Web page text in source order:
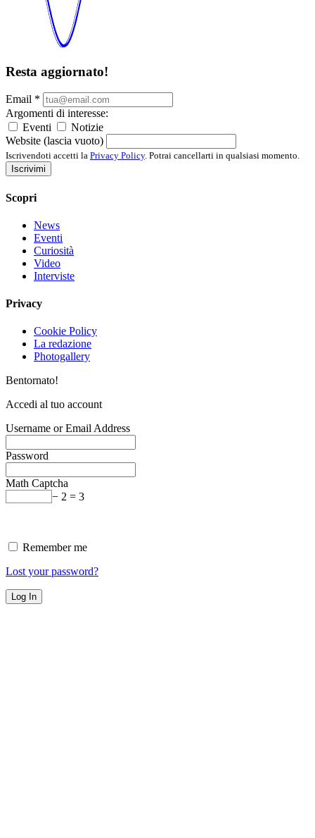
Resta aggiornato!
Email *
Argomenti di interesse:
Eventi
Notizie
Website (lascia vuoto)
Iscrivendoti accetti la Privacy Policy. Potrai cancellarti in qualsiasi momento.
Iscrivimi
Scopri
News
Eventi
Curiosità
Video
Interviste
Privacy
Cookie Policy
La redazione
Photogallery
Bentornato!
Accedi al tuo account
Username or Email Address
Password
Math Captcha
− 2 = 3
Remember me
Lost your password?